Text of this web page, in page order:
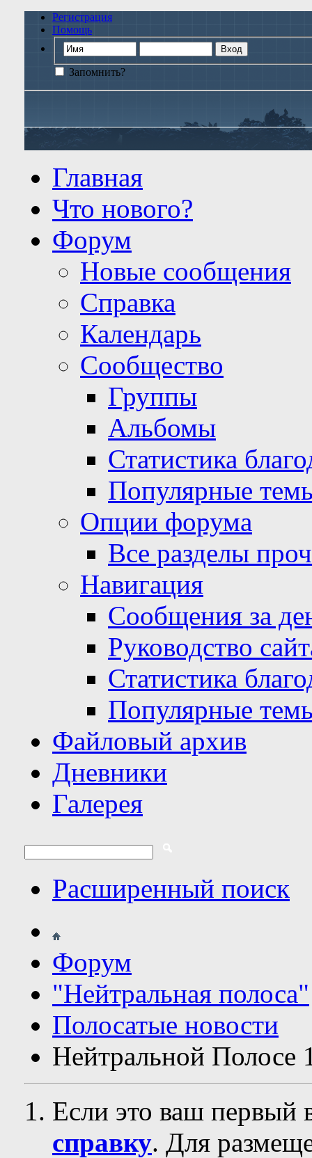
Регистрация
Помощь
Запомнить?
Главная
Что нового?
Форум
Новые сообщения
Справка
Календарь
Сообщество
Группы
Альбомы
Статистика
Популярные
Опции форума
Все разделы
Навигация
Сообщения за
Руководство
Статистика
Популярные
Файловый архив
Дневники
Галерея
Расширенный поиск
Форум
"Нейтральная полоса"
Полосатые новости
Нейтральной Полосе
Если это ваш первый
справку. Для